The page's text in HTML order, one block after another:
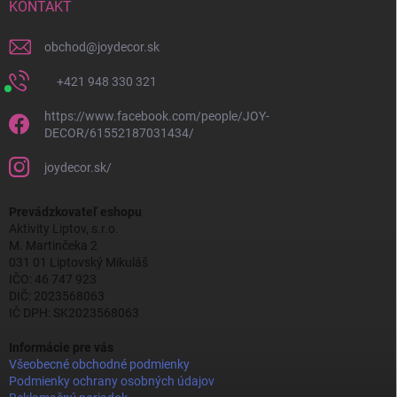
KONTAKT
obchod@joydecor.sk
+421 948 330 321
https://www.facebook.com/people/JOY-
DECOR/61552187031434/
joydecor.sk/
Prevádzkovateľ eshopu
Aktivity Liptov, s.r.o.
M. Martinčeka 2
031 01 Liptovský Mikuláš
IČO: 46 747 923
DIČ: 2023568063
IČ DPH: SK2023568063
Informácie pre vás
Všeobecné obchodné podmienky
Podmienky ochrany osobných údajov